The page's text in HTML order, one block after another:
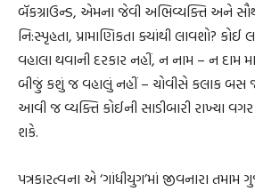
બૅકગ્રાઉન્ડ, એમના જેવી અભિવ્યક્તિ અને
નિ:સ્પૃહતા, પ્રામાણિકતા ક્યાંથી લાવશો?
વહાલા થવાની દરકાર નહીં, ન નામ – ન
બીજું કશું જ વહાલું નહીં – ચોવીસે કલાક બસ
આવી જ વ્યક્તિ કોઈની સાડીબારી રાખ્યા વગર
શકે.
પત્રકારત્વના એ ‘ગાંધીયુગ’માં જીવનારા તમામ